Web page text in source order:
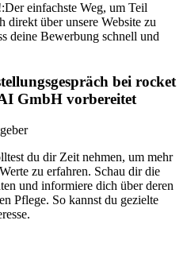
Der einfachste Weg, um Teil
direkt über unsere Website zu
deine Bewerbung schnell und
bei rocket
GmbH vorbereitet
du dir Zeit nehmen, um mehr
zu erfahren. Schau dir die
und informiere dich über deren
Pflege. So kannst du gezielte